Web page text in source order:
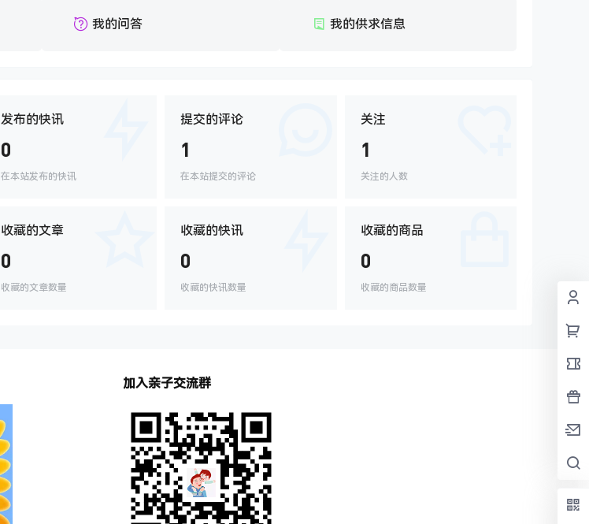
我的问答 我的供求信息
发布的快讯
0
在本站发布的快讯
提交的评论
1
在本站提交的评论
关注
1
关注的人数
收藏的文章
0
收藏的文章数量
收藏的快讯
0
收藏的快讯数量
收藏的商品
0
收藏的商品数量
加入亲子交流群